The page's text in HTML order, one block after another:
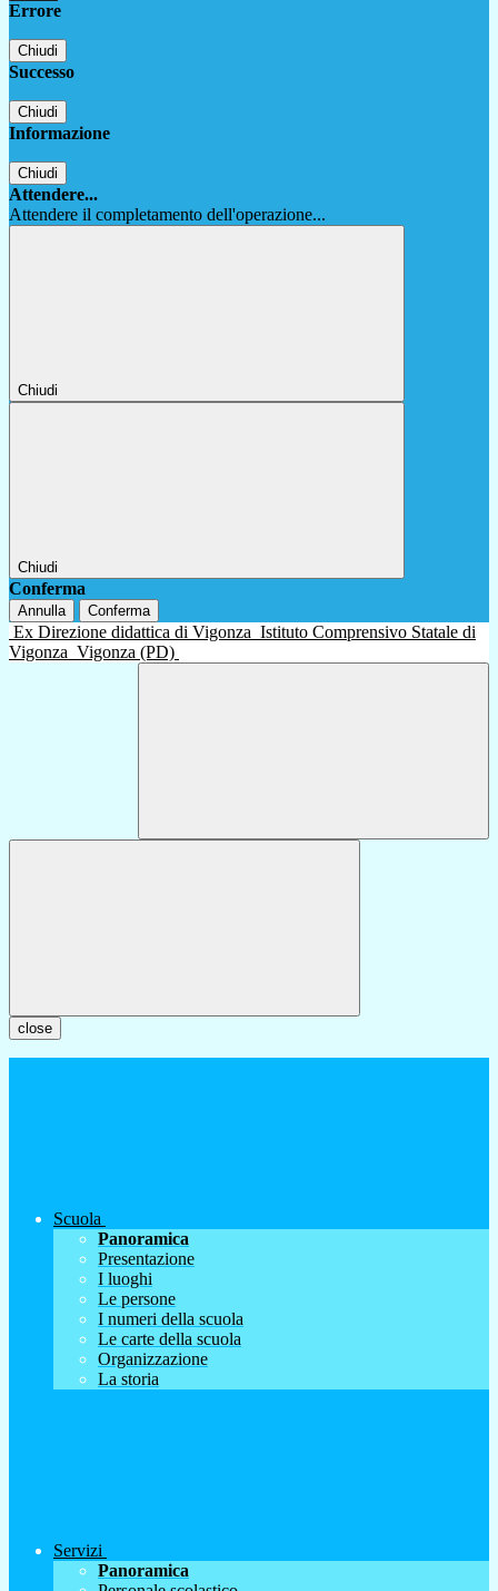
Errore
Chiudi
Successo
Chiudi
Informazione
Chiudi
Attendere...
Attendere il completamento dell'operazione...
Chiudi
Chiudi
Conferma
Annulla Conferma
Ex Direzione didattica di Vigonza Istituto Comprensivo Statale di
Vigonza Vigonza (PD)
close
Scuola
Panoramica
Presentazione
I luoghi
Le persone
I numeri della scuola
Le carte della scuola
Organizzazione
La storia
Servizi
Panoramica